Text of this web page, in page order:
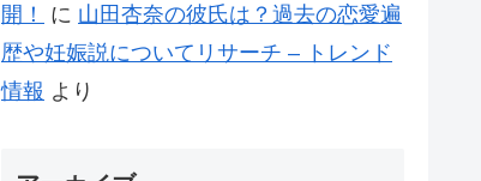
開！
に 山田杏奈の彼氏は？過去の恋愛遍
歴や妊娠説についてリサーチ – トレンド
情報 より